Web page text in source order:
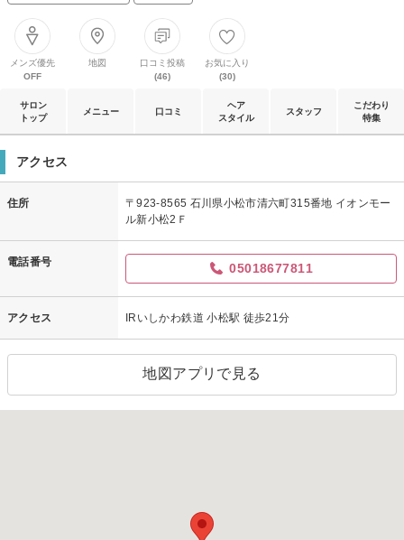
メンズ優先
OFF
地図
口コミ投稿
(46)
お気に入り
(30)
サロン
トップ
メニュー 口コミ
ヘア
スタイル
スタッフ
こだわり
特集
アクセス
住所
〒923-8565 石川県小松市清六町315番地 イオンモー
ル新小松2Ｆ
電話番号 05018677811
アクセス IRいしかわ鉄道 小松駅 徒歩21分
地図アプリで見る